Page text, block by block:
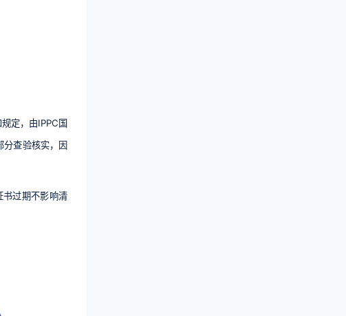
定，由IPPC国
分查验核实，因
书过期不影响清